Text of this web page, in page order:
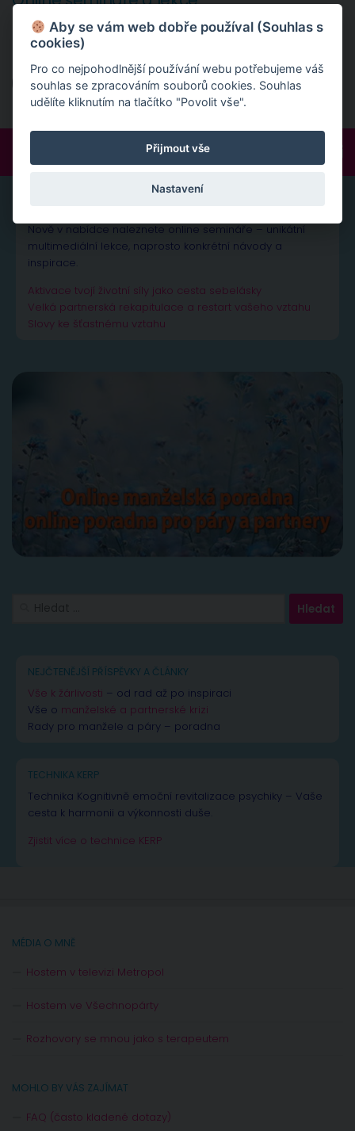
Nově v nabídce naleznete online semináře - unikátní
multimediální lekce.
Online semináře
Nově v nabídce naleznete online semináře – unikátní
multimediální lekce, naprosto konkrétní návody a
inspirace.
Aktivace tvojí životní síly jako cesta sebelásky
Velká partnerská rekapitulace a restart vašeho vztahu
Slovy ke šťastnému vztahu
NEJČTENĚJŠÍ PŘÍSPĚVKY A ČLÁNKY
Vše k žárlivosti – od rad až po inspiraci
Vše o manželské a partnerské krizi
Rady pro manžele a páry – poradna
TECHNIKA KERP
Technika Kognitivně emoční revitalizace psychiky – Vaše
cesta k harmonii a výkonnosti duše.
Zjistit více o technice KERP
MÉDIA O MNĚ
Hostem v televizi Metropol
Hostem ve Všechnopárty
Rozhovory se mnou jako s terapeutem
MOHLO BY VÁS ZAJÍMAT
FAQ (často kladené dotazy)
Aby se vám web dobře používal (Souhlas s
cookies)
Pro co nejpohodlnější používání webu potřebujeme váš
souhlas se zpracováním souborů cookies. Souhlas
udělíte kliknutím na tlačítko "Povolit vše".
Přijmout vše
Nastavení